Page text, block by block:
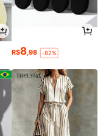
R$8,98 -82%